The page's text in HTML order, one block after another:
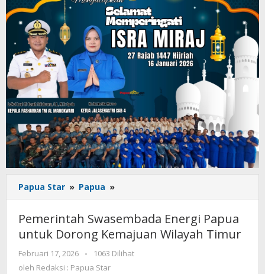
Papua Star » Papua »
Swasembada
Papua
untuk
Dorong
Pemerintah Swasembada Energi Papua
untuk Dorong Kemajuan Wilayah Timur
Februari 17, 2026
oleh
Redaksi
-
1063 Dilihat
oleh Redaksi : Papua Star